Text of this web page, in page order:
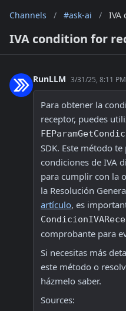
Channels / #ask-ai / IVA
IVA condition for
RunLLM 3/31/25, 8:11 PM
Para obtener la
SDK. Este método
condiciones de IVA
para cumplir con la
la Resolución
artículo
comprobante para
Si necesitas más
este método o
házmelo saber.
Sources: